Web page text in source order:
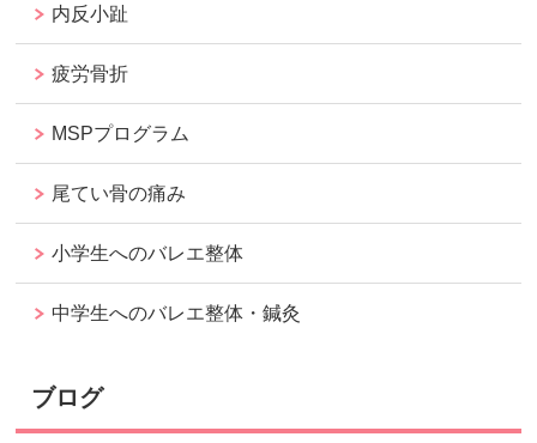
内反小趾
疲労骨折
MSPプログラム
尾てい骨の痛み
小学生へのバレエ整体
中学生へのバレエ整体・鍼灸
ブログ